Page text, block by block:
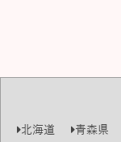
北海道 青森県